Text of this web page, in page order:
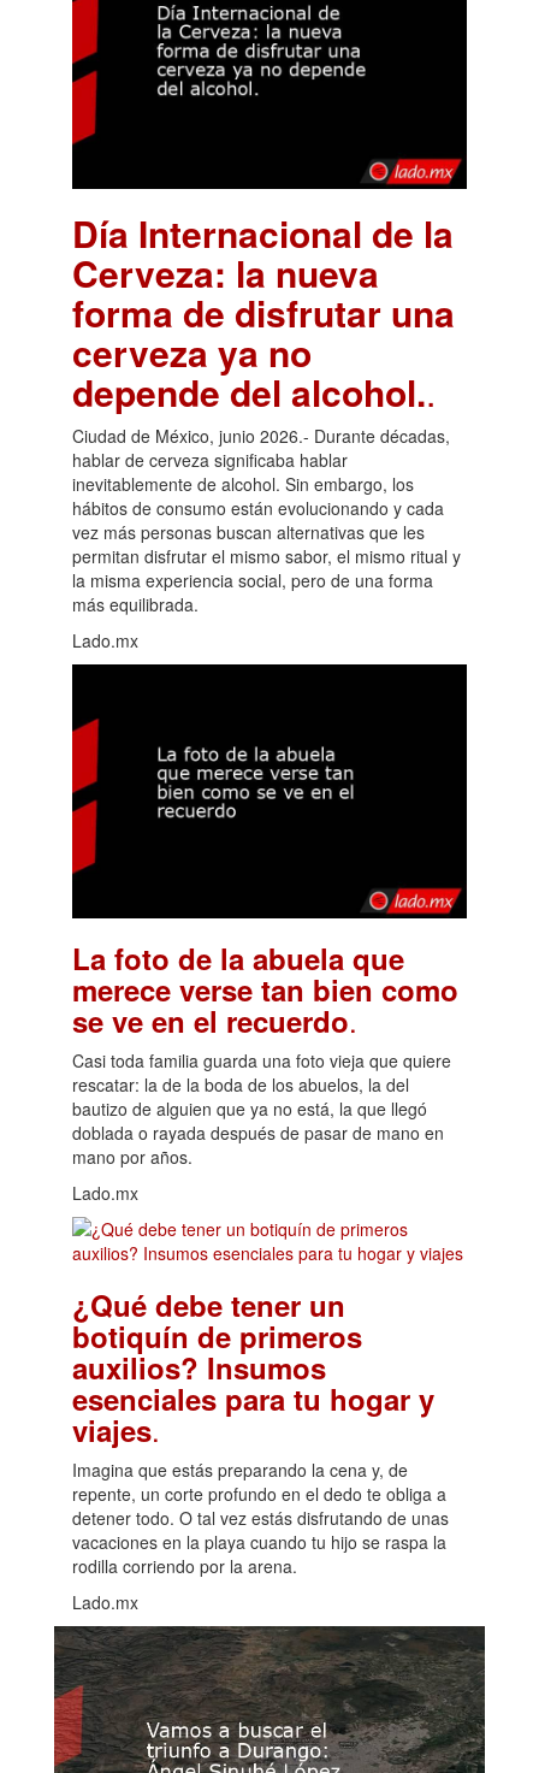
Día Internacional de la
Cerveza: la nueva
forma de disfrutar una
cerveza ya no
depende del alcohol..
Ciudad de México, junio 2026.- Durante décadas,
hablar de cerveza significaba hablar
inevitablemente de alcohol. Sin embargo, los
hábitos de consumo están evolucionando y cada
vez más personas buscan alternativas que les
permitan disfrutar el mismo sabor, el mismo ritual y
la misma experiencia social, pero de una forma
más equilibrada.
Lado.mx
La foto de la abuela que
merece verse tan bien como
se ve en el recuerdo.
Casi toda familia guarda una foto vieja que quiere
rescatar: la de la boda de los abuelos, la del
bautizo de alguien que ya no está, la que llegó
doblada o rayada después de pasar de mano en
mano por años.
Lado.mx
¿Qué debe tener un
botiquín de primeros
auxilios? Insumos
esenciales para tu hogar y
viajes.
Imagina que estás preparando la cena y, de
repente, un corte profundo en el dedo te obliga a
detener todo. O tal vez estás disfrutando de unas
vacaciones en la playa cuando tu hijo se raspa la
rodilla corriendo por la arena.
Lado.mx